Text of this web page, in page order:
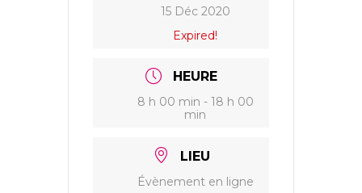
15 Déc 2020
Expired!
HEURE
8 h 00 min - 18 h 00
min
LIEU
Évènement en ligne